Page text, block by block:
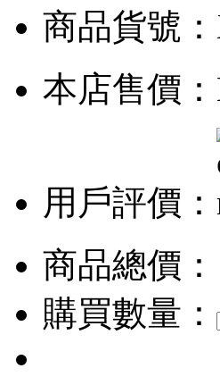
商品貨號
本店售價：
用戶評價：
商品總價：
購買數量：